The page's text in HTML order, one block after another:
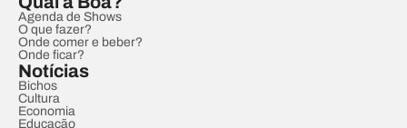
Agenda de Shows
O que fazer?
Onde comer e beber?
Onde ficar?
Notícias
Bichos
Cultura
Economia
Educação